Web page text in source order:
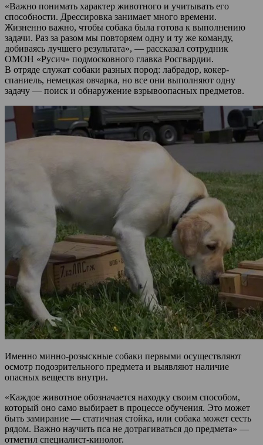
«Важно понимать характер животного и учитывать его
способности. Дрессировка занимает много времени.
Жизненно важно, чтобы собака была готова к выполнению
задачи. Раз за разом мы повторяем одну и ту же команду,
добиваясь лучшего результата», — рассказал сотрудник
ОМОН «Русич» подмосковного главка Росгвардии.
В отряде служат собаки разных пород: лабрадор, кокер-
спаниель, немецкая овчарка, но все они выполняют одну
задачу — поиск и обнаружение взрывоопасных предметов.
Именно минно-розыскные собаки первыми осуществляют
осмотр подозрительного предмета и выявляют наличие
опасных веществ внутри.
«Каждое животное обозначается находку своим способом,
который оно само выбирает в процессе обучения. Это может
быть замирание — статичная стойка, или собака может сесть
рядом. Важно научить пса не дотрагиваться до предмета» —
отметил специалист-кинолог.